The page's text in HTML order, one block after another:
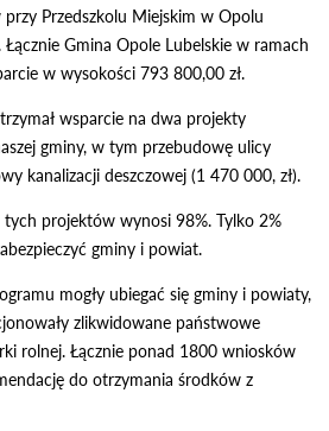
Przedszkolu Miejskim w Opolu
Łącznie Gmina Opole Lubelskie w ramach
w wysokości 793 800,00 zł.
wsparcie na dwa projekty
gminy, w tym przebudowę ulicy
kanalizacji deszczowej (1 470 000, zł).
projektów wynosi 98%. Tylko 2%
gminy i powiat.
mogły ubiegać się gminy i powiaty,
zlikwidowane państwowe
rolnej. Łącznie ponad 1800 wniosków
do otrzymania środków z